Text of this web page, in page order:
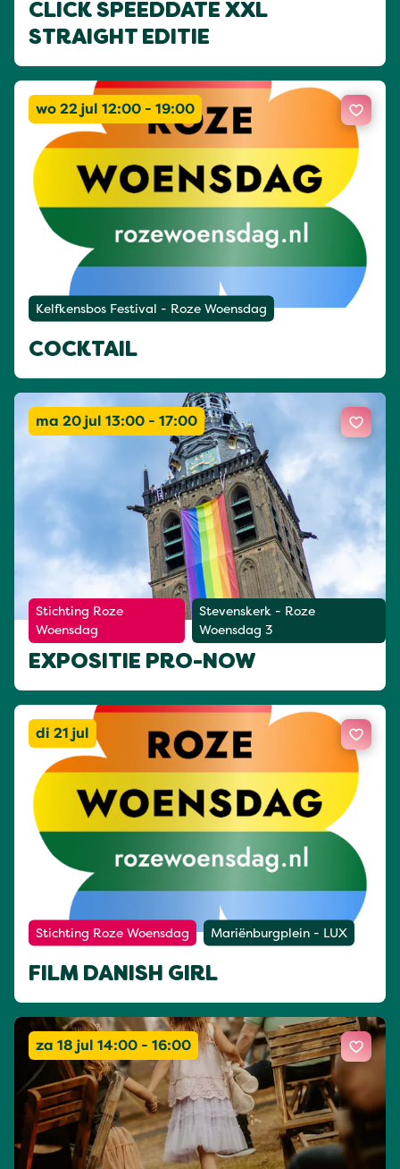
CLICK SPEEDDATE XXL
STRAIGHT EDITIE
wo 22 jul 12:00 - 19:00
Kelfkensbos Festival - Roze Woensdag
COCKTAIL
ma 20 jul 13:00 - 17:00
Stichting Roze
Woensdag
Stevenskerk - Roze
Woensdag 3
EXPOSITIE PRO-NOW
di 21 jul
Stichting Roze Woensdag Mariënburgplein - LUX
FILM DANISH GIRL
za 18 jul 14:00 - 16:00